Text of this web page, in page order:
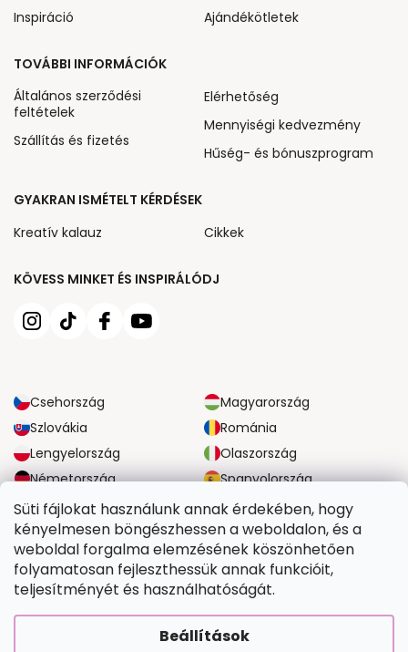
Süti fájlokat használunk annak érdekében, hogy
kényelmesen böngészhessen a weboldalon, és a
weboldal forgalma elemzésének köszönhetően
folyamatosan fejleszthessük annak funkcióit,
teljesítményét és használhatóságát.
Beállítások
KÖVESS MINKET ÉS INSPIRÁLÓDJ
Csehország
Magyarország
Szlovákia
Románia
Lengyelország
Olaszország
Németország
Spanyolország
Nagy-Britannia
Ausztria
Inspiráció
Ajándékötletek
TOVÁBBI INFORMÁCIÓK
Általános szerződési
feltételek
Szállítás és fizetés
Elérhetőség
Mennyiségi kedvezmény
Hűség- és bónuszprogram
GYAKRAN ISMÉTELT KÉRDÉSEK
Kreatív kalauz
Cikkek
MEGBÍZHATÓ SZÁLLÍTÁSI LEHETŐSÉGEK
BIZTONSÁGOS FIZETÉSI LEHETŐSÉGEK